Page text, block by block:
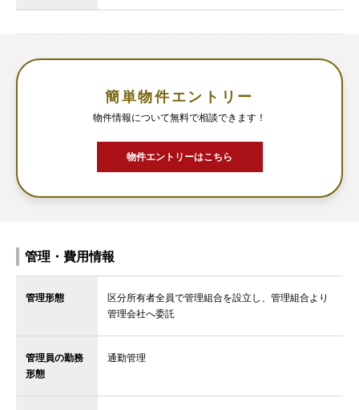
簡単物件エントリー
物件情報について無料で相談できます！
物件エントリーはこちら
管理・費用情報
管理形態
区分所有者全員で管理組合を設立し、管理組合より
管理会社へ委託
管理員の勤務
形態
通勤管理